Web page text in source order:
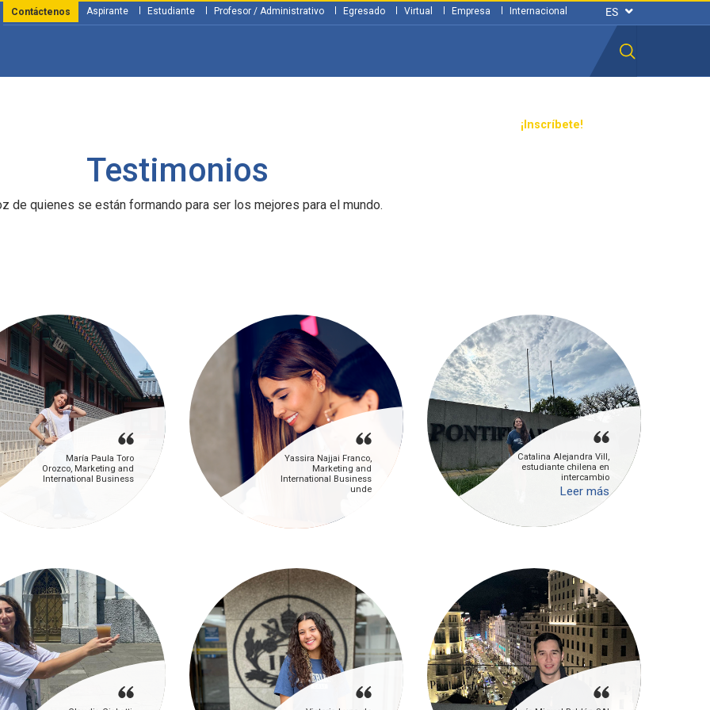
¡Inscríbete!
Aspirante Estudiante Profesor / Administrativo Egresado Virtual Empresa Internacional
Contáctenos
Testimonios
de quienes se están formando para ser los mejores para el mundo.
María Paula Toro
Orozco, Marketing and
International Business
Yassira Najjai Franco,
Marketing and
International Business
unde
Catalina Alejandra Vill,
estudiante chilena en
intercambio
Leer más